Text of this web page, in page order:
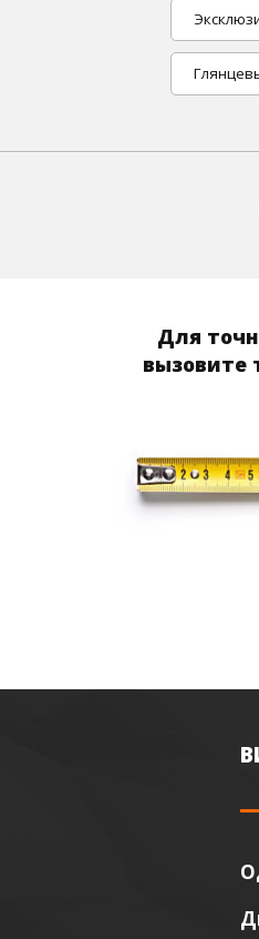
Для
вызовите